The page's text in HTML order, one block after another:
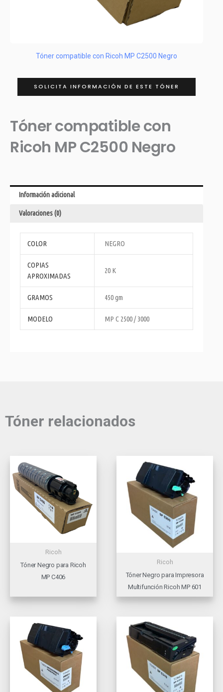
Tóner compatible con Ricoh MP C2500 Negro
SOLICITA INFORMACIÓN DE ESTE TÓNER
Tóner compatible con
Ricoh MP C2500 Negro
Información adicional
Valoraciones (0)
COLOR NEGRO
COPIAS
APROXIMADAS
20 K
GRAMOS 450 gm
MODELO MP C 2500 / 3000
Tóner relacionados
Ricoh
Tóner Negro para Ricoh
MP C406
Ricoh
Tóner Negro para Impresora
Multifunción Ricoh MP 601